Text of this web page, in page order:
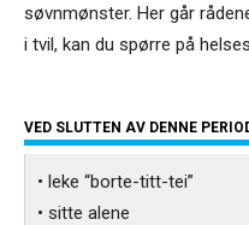
søvnmønster. Her går
i tvil, kan du spørre på
VED SLUTTEN AV DENNE
• leke “borte-titt-tei”
• sitte alene